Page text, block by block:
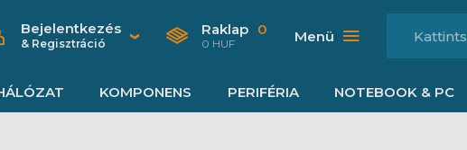
Bejelentkezés
& Regisztráció
Raklap 0
0 HUF Menü
KOMPONENS PERIFÉRIA NOTEBOOK & PC